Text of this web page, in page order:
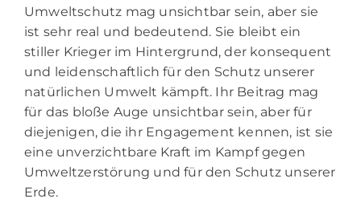
Umweltschutz mag unsichtbar sein, aber sie
ist sehr real und bedeutend. Sie bleibt ein
stiller Krieger im Hintergrund, der konsequent
und leidenschaftlich für den Schutz unserer
natürlichen Umwelt kämpft. Ihr Beitrag mag
für das bloße Auge unsichtbar sein, aber für
diejenigen, die ihr Engagement kennen, ist sie
eine unverzichtbare Kraft im Kampf gegen
Umweltzerstörung und für den Schutz unserer
Erde.